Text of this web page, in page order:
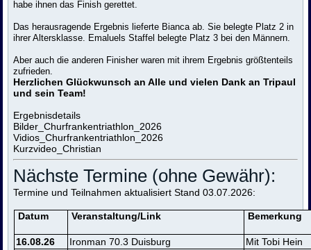
habe ihnen das Finish gerettet.
Das herausragende Ergebnis lieferte Bianca ab. Sie belegte Platz 2 in
ihrer Altersklasse. Emaluels Staffel belegte Platz 3 bei den Männern.
Aber auch die anderen Finisher waren mit ihrem Ergebnis größtenteils
zufrieden.
Herzlichen Glückwunsch an Alle und vielen Dank an Tripaul
und sein Team!
Ergebnisdetails
Bilder_Churfrankentriathlon_2026
Vidios_Churfrankentriathlon_2026
Kurzvideo_Christian
Nächste Termine (ohne Gewähr):
Termine und Teilnahmen aktualisiert Stand 03.07.2026:
Datum Veranstaltung/Link Bemerkung
16.08.26 Ironman 70.3 Duisburg
Mit Tobi Hein